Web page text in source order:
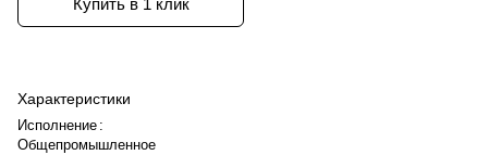
Характеристики
Исполнение :
Общепромышленное